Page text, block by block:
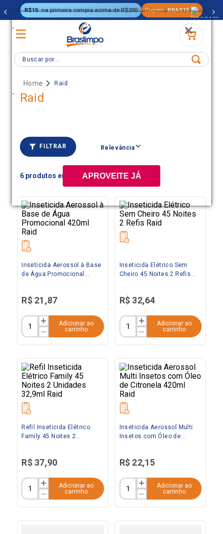
.
.
APROVEITE JÁ
R$15 na primeira compra acima de R$200 Cupom: BRAS15
Buscar por...
Raid
Raid
FILTRAR Relevância
6
Inseticida Aerossol à Base
de Água Promocional
R$ 21 ,87
Adicionar ao
carrinho
Inseticida Elétrico Sem
Cheiro 45 Noites 2 Refis
R$ 32,64
Adicionar ao
carrinho
Refil Inseticida Elétrico
Family 45 Noites 2
R$ 37,90
Adicionar ao
carrinho
Inseticida Aerossol Multi
Insetos com Óleo de
R$ 22,15
Adicionar ao
carrinho